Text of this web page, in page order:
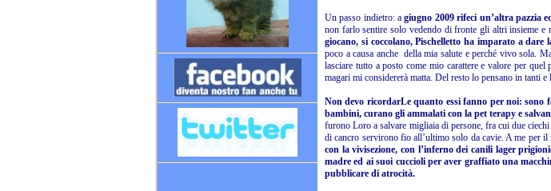
Un passo indietro: a giugno 2009 rifeci un’altra pazzia
non farlo sentire solo vedendo di fronte gli altri insieme e
giocano, si coccolano, Pischelletto ha imparato a
poco a causa anche della mia salute e perché vivo sola.
lasciare tutto a posto come mio carattere e valore per
magari mi considererà matta. Del resto lo pensano in tanti
Non devo ricordarLe quanto essi fanno per noi: sono
bambini, curano gli ammalati con la pet terapy e
furono Loro a salvare migliaia di persone, fra cui due
di cancro servirono fio all’ultimo solo da cavie. A me per
con la vivisezione, con l’inferno dei canili lager
madre ed ai suoi cuccioli per aver graffiato una
pubblicare di atrocità.